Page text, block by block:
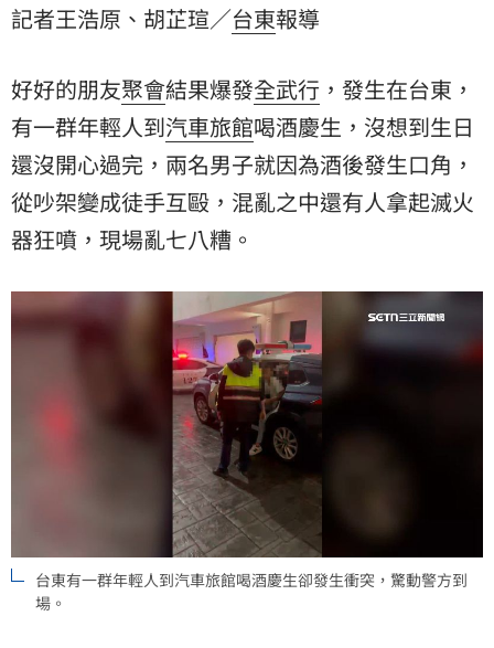
記者王浩原、胡芷瑄／台東報導
好好的朋友聚會結果爆發全武行 ，發生在台東，
有一群年輕人到汽車旅館喝酒慶生，沒想到生日
還沒開心過完，兩名男子就因為酒後發生口角，
從吵架變成徒手互毆，混亂之中還有人拿起滅火
器狂噴，現場亂七八糟。
台東有一群年輕人到汽車旅館喝酒慶生卻發生衝突，驚動警方到
場。